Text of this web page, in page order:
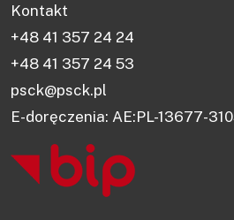
Kontakt
+48 41 357 24 24
+48 41 357 24 53
psck@psck.pl
E-doręczenia: AE:PL-13677-